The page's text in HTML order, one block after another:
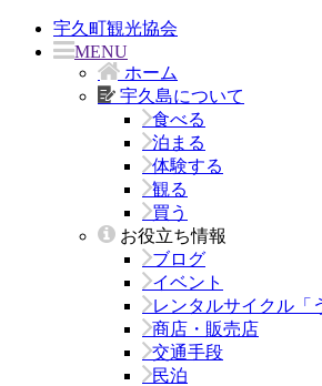
宇久町観光協会
MENU
ホーム
宇久島について
食べる
泊まる
体験する
観る
買う
お役立ち情報
ブログ
イベント
レンタルサイクル「
商店・販売店
交通手段
民泊